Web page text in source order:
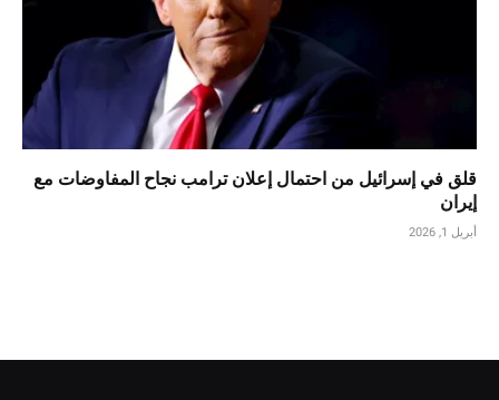
قلق في إسرائيل من احتمال إعلان ترامب نجاح المفاوضات مع
إيران
أبريل 1, 2026